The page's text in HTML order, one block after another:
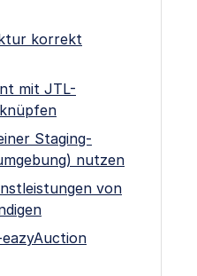
korrekt
mit JTL-
Staging-
nutzen
von